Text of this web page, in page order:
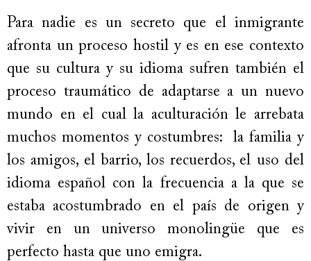
Para nadie es un secreto que el inmigrante
afronta un proceso hostil y es en ese contexto
que su cultura y su idioma sufren también el
proceso traumático de adaptarse a un nuevo
mundo en el cual la aculturación le arrebata
muchos momentos y costumbres: la familia y
los amigos, el barrio, los recuerdos, el uso del
idioma español con la frecuencia a la que se
estaba acostumbrado en el país de origen y
vivir en un universo monolingüe que es
perfecto hasta que uno emigra.